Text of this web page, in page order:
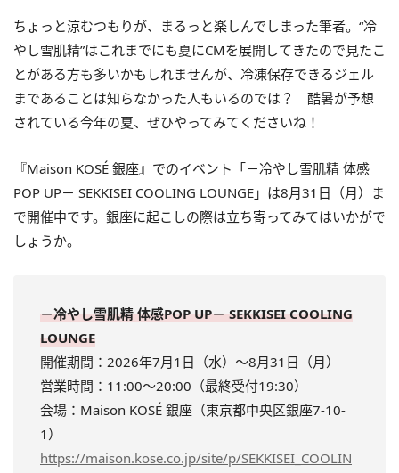
ちょっと涼むつもりが、まるっと楽しんでしまった筆者。“冷
やし雪肌精”はこれまでにも夏にCMを展開してきたので見たこ
とがある方も多いかもしれませんが、冷凍保存できるジェル
まであることは知らなかった人もいるのでは？ 酷暑が予想
されている今年の夏、ぜひやってみてくださいね！
『Maison KOSÉ 銀座』でのイベント「－冷やし雪肌精 体感
POP UP－ SEKKISEI COOLING LOUNGE」は8月31日（月）ま
で開催中です。銀座に起こしの際は立ち寄ってみてはいかがで
しょうか。
－冷やし雪肌精 体感POP UP－ SEKKISEI COOLING
LOUNGE
開催期間：2026年7月1日（水）～8月31日（月）
営業時間：11:00～20:00（最終受付19:30）
会場：Maison KOSÉ 銀座（東京都中央区銀座7-10-
1）
https://maison.kose.co.jp/site/p/SEKKISEI_COOLIN